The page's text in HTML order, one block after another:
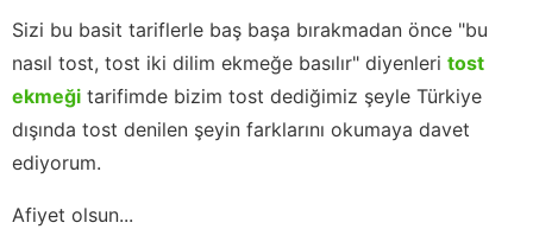
Sizi bu basit tariflerle baş başa bırakmadan önce "bu
nasıl tost, tost iki dilim ekmeğe basılır" diyenleri tost
ekmeği tarifimde bizim tost dediğimiz şeyle Türkiye
dışında tost denilen şeyin farklarını okumaya davet
ediyorum.
Afiyet olsun...